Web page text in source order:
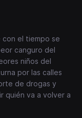
con el tiempo se
canguro del
niños del
por las calles
de drogas y
quién va a volver a